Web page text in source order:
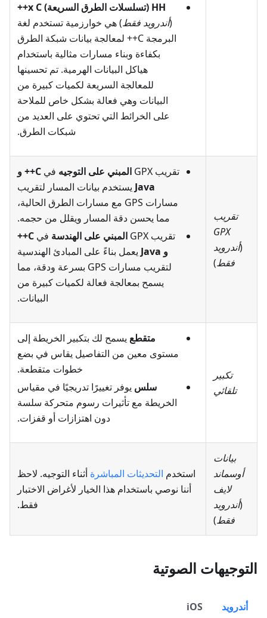
HH (تسلسلات الطرق السريعة) x C++
(أندرويد فقط) هي خوارزمية تستخدم لغة
البرمجة C++ لمعالجة بيانات شبكة الطرق
بكفاءة وبناء مسارات مثالية باستخدام
هياكل البيانات الهرمية. تم تحسينها
للمعالجة السريعة لكميات كبيرة من
البيانات وهي فعالة بشكل خاص للملاحة
على الخرائط التي تحتوي على العديد من
شبكات الطرق.
تقريب
GPX
(أندرويد
فقط)
تقريب GPX المبني على التوجيه في
C++ و
Javaيستخدم بيانات المسار لتقريب
مسارات GPS مع مسارات الطرق الحالية،
مما يحسن دقة المسار ويقلل من حجمه.
تقريب GPX
المبني على الهندسة في
C++
و Java
يعمل بناءً على المبادئ الهندسية
لتقريب مسارات GPS بسرعة ودقة، مما
يسمح بمعالجة فعالة لكميات كبيرة من
البيانات.
تكبير
تلقائي
متقطع يسمح لك بتكبير الخريطة إلى
مستوى معين من التفاصيل يقاس في بضع
خطوات متقطعة.
سلس يوفر تغييرًا تدريجيًا في مقياس
الخريطة مع تأثيرات رسوم متحركة سلسة
دون اهتزازات أو قفزات.
بيانات
أوسماند
لايف
(أندرويد
فقط)
استخدم التحديثات المباشرة أثناء التوجيه. لاحظ
أننا نوصي باستخدام هذا الخيار لأغراض الاختبار
فقط.
التوجيهات الصوتية
أندرويد iOS